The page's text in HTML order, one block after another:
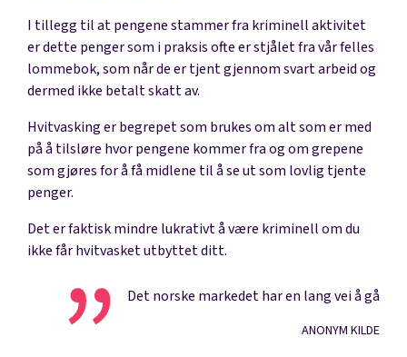
I tillegg til at pengene stammer fra kriminell aktivitet
er dette penger som i praksis ofte er stjålet fra vår felles
lommebok, som når de er tjent gjennom svart arbeid og
dermed ikke betalt skatt av.
Hvitvasking er begrepet som brukes om alt som er med
på å tilsløre hvor pengene kommer fra og om grepene
som gjøres for å få midlene til å se ut som lovlig tjente
penger.
Det er faktisk mindre lukrativt å være kriminell om du
ikke får hvitvasket utbyttet ditt.
Det norske markedet har en lang vei å gå
ANONYM KILDE